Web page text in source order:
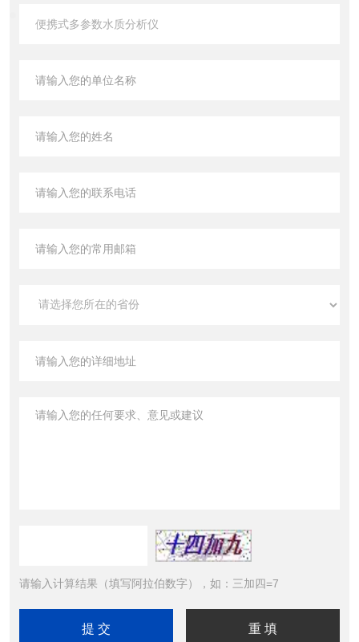
请输入计算结果（填写阿拉伯数字），如：三加四=7